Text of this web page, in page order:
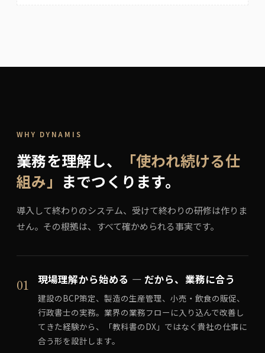
WHY DYNAMIS
業務を理解し、
「使われ続ける仕
組み」 までつくります。
導入して終わりのシステム、受けて終わりの研修は作りま
せん。その根拠は、すべて確かめられる事実です。
01 現場理解から始める — だから、業務に合う
建設のBCP策定、製造の生産管理、小売・飲食の販促、
行政書士の実務。業界の業務フローに入り込んで改善し
てきた経験から、「教科書のDX」ではなく貴社の仕事に
合う形を設計します。